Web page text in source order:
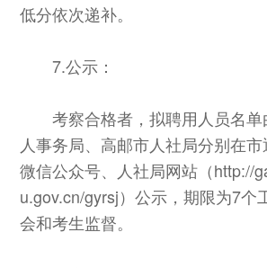
低分依次递补。
7.公示：
考察合格者，拟聘用人员名单
人事务局、高邮市人社局分别在
微信公众号、人社局网站（http://
u.gov.cn/gyrsj）公示，期限为7个
会和考生监督。